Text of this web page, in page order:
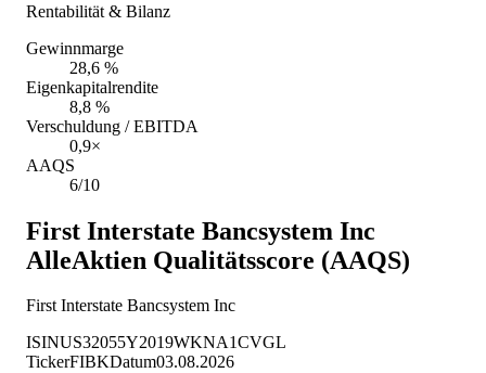
Rentabilität & Bilanz
Gewinnmarge
28,6 %
Eigenkapitalrendite
8,8 %
Verschuldung / EBITDA
0,9×
AAQS
6/10
First Interstate Bancsystem Inc
AlleAktien Qualitätsscore (AAQS)
First Interstate Bancsystem Inc
ISINUS32055Y2019WKNA1CVGL
TickerFIBKDatum03.08.2026